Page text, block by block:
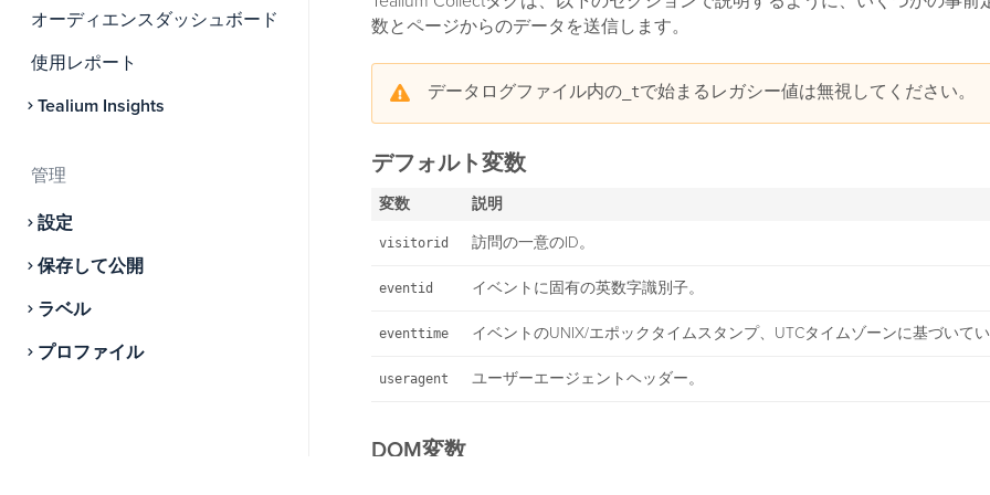
オーディエンスダッシュボード
使用レポート
Tealium Insights
管理
設定
保存して公開
ラベル
プロファイル
数とページからのデータを送信します。
データログファイル内の _tで始まるレガシー値は無視してください。
デフォルト変数
変数 説明
visitorid 訪問の一意のID。
eventid イベントに固有の英数字識別子。
eventtime イベントのUNIX/エポックタイムスタンプ、UTCタイムゾーンに基づいてい
useragent ユーザーエージェントヘッダー。
DOM変数